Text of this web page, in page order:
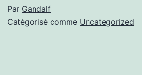
Par Gandalf
Catégorisé comme Uncategorized